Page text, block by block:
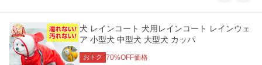
犬 レインコート 犬用レインコート レインウェ
ア 小型犬 中型犬 大型犬 カッパ
おトク 70%OFF価格